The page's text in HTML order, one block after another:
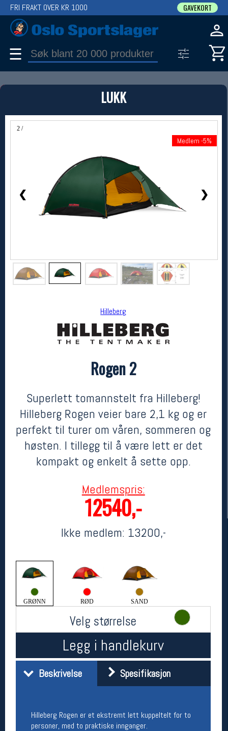
LUKK
2 / 5
❮ ❯
Medlem -5%
Hilleberg
Rogen 2
Superlett tomannstelt fra Hilleberg!
Hilleberg Rogen veier bare 2,1 kg og er
perfekt til turer om våren, sommeren og
høsten. I tillegg til å være lett er det
kompakt og enkelt å sette opp.
Medlemspris:
12540,-
Ikke medlem: 13200,-
GRØNN RØD SAND
Velg størrelse
Legg i handlekurv
Beskrivelse Spesifikasjon
Hilleberg Rogen er et ekstremt lett kuppeltelt for to
personer, med to praktiske innganger.
FRI FRAKT OVER KR 1000 GAVEKORT
☰
PRODUKT
Produkter (1)
Bruk filter til å spisse søket
Hilleberg
Rogen 2
13200,- MEDLEM:12540,-
Her finner du oss
Oslo Sportslager
Torggata 20
Telefon: 23 32 62 00
(telefontid man-fredag klokken 10-13)
Kontakt oss
Man-Fredag:
11-18
Lørdag:
11-16